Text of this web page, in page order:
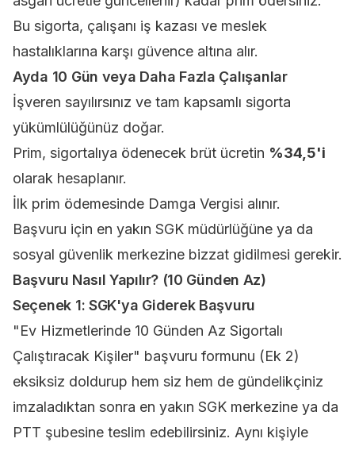
Bu sigorta, çalışanı iş kazası ve meslek
hastalıklarına karşı güvence altına alır.
Ayda 10 Gün veya Daha Fazla Çalışanlar
İşveren sayılırsınız ve tam kapsamlı sigorta
yükümlülüğünüz doğar.
Prim, sigortalıya ödenecek brüt ücretin %34,5'i
olarak hesaplanır.
İlk prim ödemesinde Damga Vergisi alınır.
Başvuru için en yakın SGK müdürlüğüne ya da
sosyal güvenlik merkezine bizzat gidilmesi gerekir.
Başvuru Nasıl Yapılır? (10 Günden Az)
Seçenek 1: SGK'ya Giderek Başvuru
"Ev Hizmetlerinde 10 Günden Az Sigortalı
Çalıştıracak Kişiler" başvuru formunu (Ek 2)
eksiksiz doldurup hem siz hem de gündelikçiniz
imzaladıktan sonra en yakın SGK merkezine ya da
PTT şubesine teslim edebilirsiniz. Aynı kişiyle